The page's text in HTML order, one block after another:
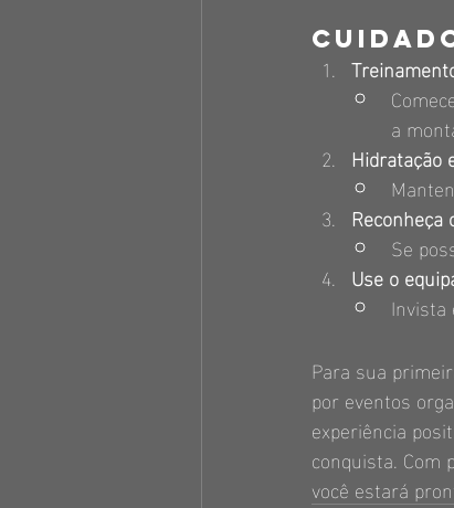
a
Hidratação
Se
Use o
Para sua
por eventos
experiência
conquista. Com
você estará